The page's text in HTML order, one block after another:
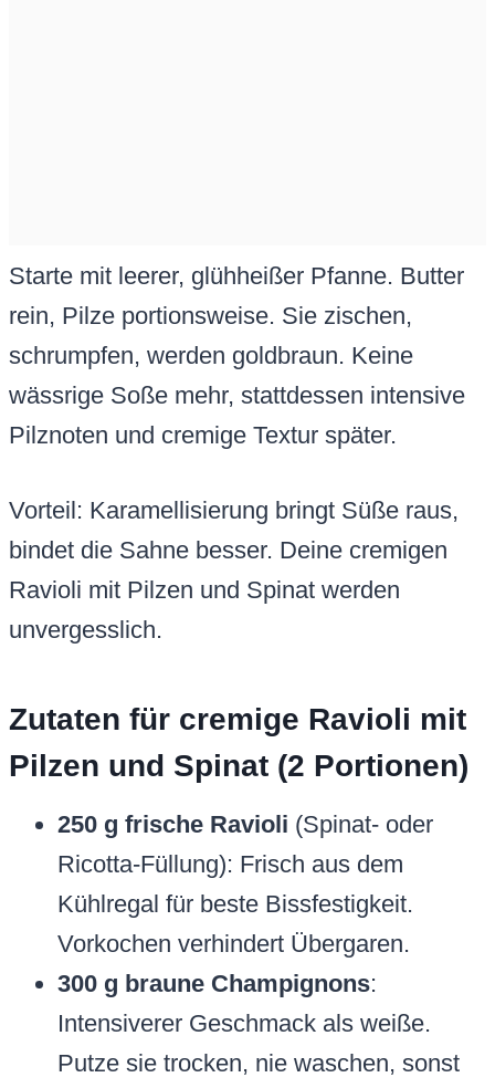
Starte mit leerer, glühheißer Pfanne. Butter
rein, Pilze portionsweise. Sie zischen,
schrumpfen, werden goldbraun. Keine
wässrige Soße mehr, stattdessen intensive
Pilznoten und cremige Textur später.
Vorteil: Karamellisierung bringt Süße raus,
bindet die Sahne besser. Deine cremigen
Ravioli mit Pilzen und Spinat werden
unvergesslich.
Zutaten für cremige Ravioli mit
Pilzen und Spinat (2 Portionen)
250 g frische Ravioli (Spinat- oder
Ricotta-Füllung): Frisch aus dem
Kühlregal für beste Bissfestigkeit.
Vorkochen verhindert Übergaren.
300 g braune Champignons:
Intensiverer Geschmack als weiße.
Putze sie trocken, nie waschen, sonst